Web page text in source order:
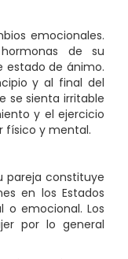
emocionales.
de su
estado de ánimo.
y al final del
se sienta irritable
y el ejercicio
físico y mental.
pareja constituye
en los Estados
o emocional. Los
por lo general